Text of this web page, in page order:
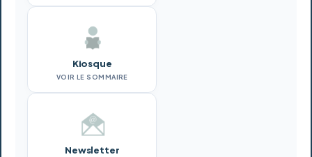
Kiosque
VOIR LE SOMMAIRE
Newsletter